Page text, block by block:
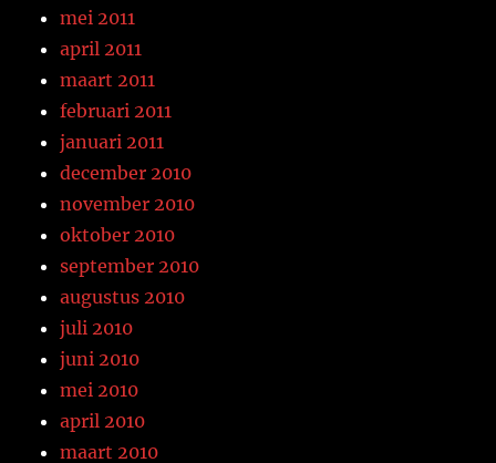
mei 2011
april 2011
maart 2011
februari 2011
januari 2011
december 2010
november 2010
oktober 2010
september 2010
augustus 2010
juli 2010
juni 2010
mei 2010
april 2010
maart 2010